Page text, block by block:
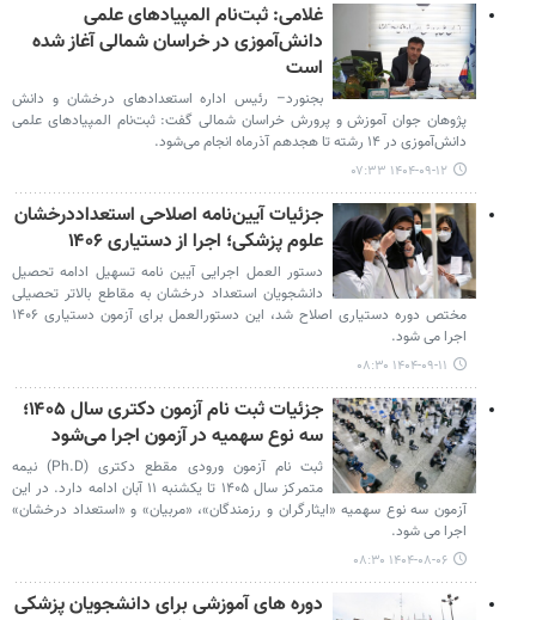
غلامی: ثبت‌نام المپیادهای علمی
دانش‌آموزی در خراسان شمالی آغاز شده
است
بجنورد– رئیس اداره استعدادهای درخشان و دانش
پژوهان جوان آموزش و پرورش خراسان شمالی گفت: ثبت‌نام المپیادهای علمی
دانش‌آموزی در ۱۴ رشته تا هجدهم آذرماه انجام می‌شود.
۱۴۰۴-۰۹-۱۲ ۰۷:۳۳
جزئیات آیین‌نامه اصلاحی استعداددرخشان
علوم پزشکی؛ اجرا از دستیاری ۱۴۰۶
دستور العمل اجرایی آیین نامه تسهیل ادامه تحصیل
دانشجویان استعداد درخشان به مقاطع بالاتر تحصیلی
مختص دوره دستیاری اصلاح شد، این دستورالعمل برای آزمون دستیاری ۱۴۰۶
اجرا می شود.
۱۴۰۴-۰۹-۱۱ ۰۸:۳۰
جزئیات ثبت نام آزمون دکتری سال ۱۴۰۵؛
سه نوع سهمیه در آزمون اجرا می‌شود
ثبت نام آزمون ورودی مقطع دکتری (Ph.D) نیمه
متمرکز سال ۱۴۰۵ تا یکشنبه ۱۱ آبان ادامه دارد. در این
آزمون سه نوع سهمیه «ایثارگران و رزمندگان»، «مربیان» و «استعداد درخشان»
اجرا می شود.
۱۴۰۴-۰۸-۰۶ ۰۸:۳۰
دوره های آموزشی برای دانشجویان پزشکی